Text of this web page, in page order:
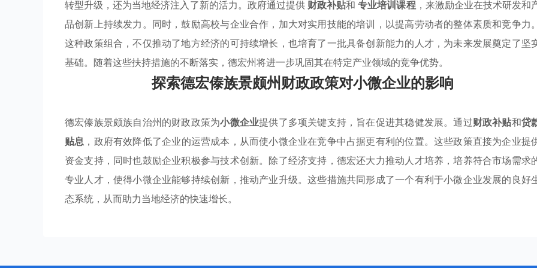
转型升级，还为当地经济注入了新的活力。政府通过提供 财政补贴和专业培训课程，来激励企业在技术研发和
品创新上持续发力。同时，鼓励高校与企业合作，加大对实用技能的培训，以提高劳动者的整体素质和竞争力。
这种政策组合，不仅推动了地方经济的可持续增长，也培育了一批具备创新能力的人才，为未来发展奠定了坚
基础。随着这些扶持措施的不断落实，德宏州将进一步巩固其在特定产业领域的竞争优势。
探索德宏傣族景颇州财政政策对小微企业的影响
德宏傣族景颇族自治州的财政政策为小微企业提供了多项关键支持，旨在促进其稳健发展。通过财政补贴和贷
贴息 ，政府有效降低了企业的运营成本，从而使小微企业在竞争中占据更有利的位置。这些政策直接为企业提
资金支持，同时也鼓励企业积极参与技术创新。除了经济支持，德宏还大力推动人才培养，培养符合市场需求
专业人才，使得小微企业能够持续创新，推动产业升级。这些措施共同形成了一个有利于小微企业发展的良好
态系统，从而助力当地经济的快速增长。